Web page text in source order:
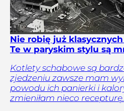
Nie robię już
Te w paryskim stylu są
Kotlety schabowe są
zjedzeniu zawsze mam
powodu ich panierki i
zmieniłam nieco recepturę.